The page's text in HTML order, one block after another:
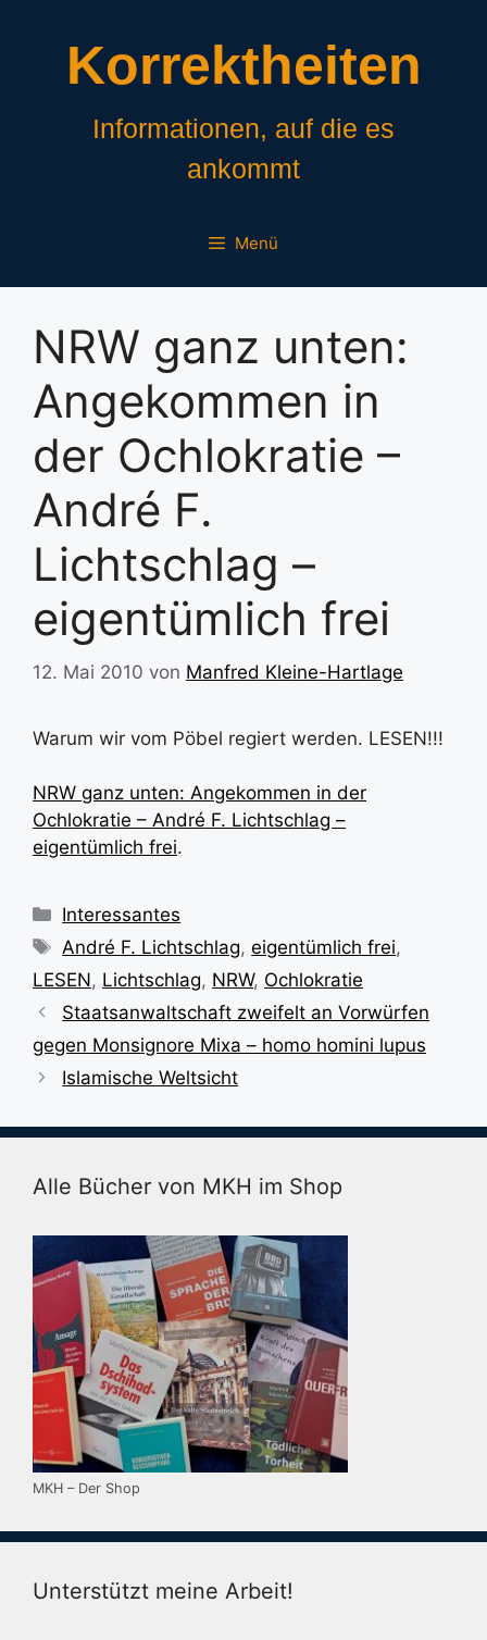
Korrektheiten
Informationen, auf die es
ankommt
Menü
NRW ganz unten:
Angekommen in
der Ochlokratie –
André F.
Lichtschlag –
eigentümlich frei
12. Mai 2010 von Manfred Kleine-Hartlage
Warum wir vom Pöbel regiert werden. LESEN!!!
NRW ganz unten: Angekommen in der
Ochlokratie – André F. Lichtschlag –
eigentümlich frei.
Kategorien
Interessantes
Schlagwörter
André F. Lichtschlag,eigentümlich frei,
LESEN, Lichtschlag, NRW, Ochlokratie
Staatsanwaltschaft zweifelt an Vorwürfen
gegen Monsignore Mixa – homo homini lupus
Islamische Weltsicht
Alle Bücher von MKH im Shop
MKH – Der Shop
Unterstützt meine Arbeit!